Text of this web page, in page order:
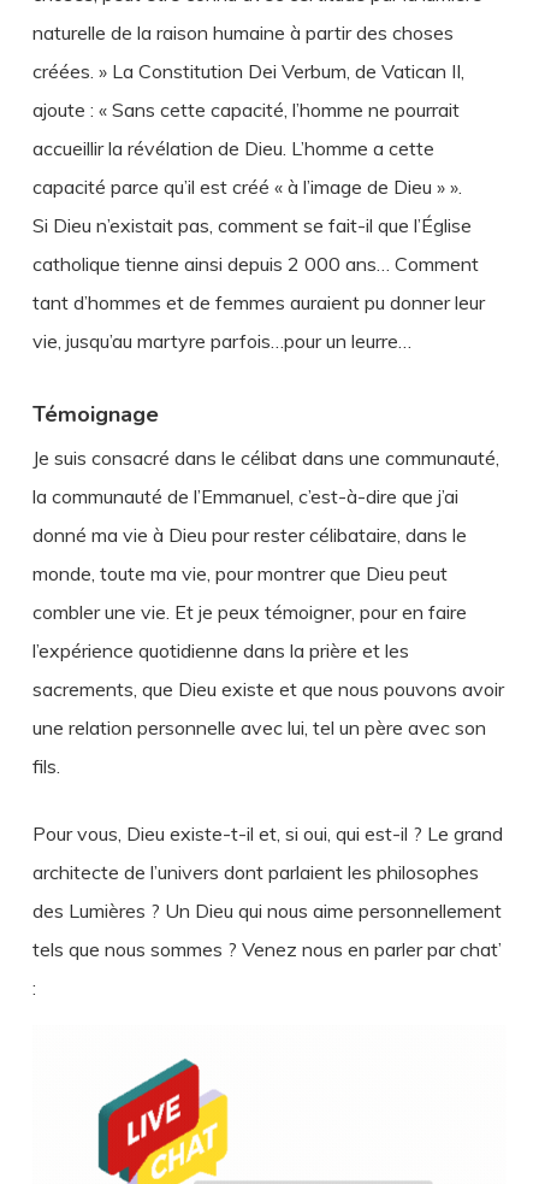
naturelle de la raison humaine à partir des choses
créées. » La Constitution Dei Verbum, de Vatican II,
ajoute : « Sans cette capacité, l’homme ne pourrait
accueillir la révélation de Dieu. L’homme a cette
capacité parce qu’il est créé « à l’image de Dieu » ».
Si Dieu n’existait pas, comment se fait-il que l’Église
catholique tienne ainsi depuis 2 000 ans… Comment
tant d’hommes et de femmes auraient pu donner leur
vie, jusqu’au martyre parfois…pour un leurre…
Témoignage
Je suis consacré dans le célibat dans une communauté,
la communauté de l’Emmanuel, c’est-à-dire que j’ai
donné ma vie à Dieu pour rester célibataire, dans le
monde, toute ma vie, pour montrer que Dieu peut
combler une vie. Et je peux témoigner, pour en faire
l’expérience quotidienne dans la prière et les
sacrements, que Dieu existe et que nous pouvons avoir
une relation personnelle avec lui, tel un père avec son
fils.
Pour vous, Dieu existe-t-il et, si oui, qui est-il ? Le grand
architecte de l’univers dont parlaient les philosophes
des Lumières ? Un Dieu qui nous aime personnellement
tels que nous sommes ? Venez nous en parler par chat’
: